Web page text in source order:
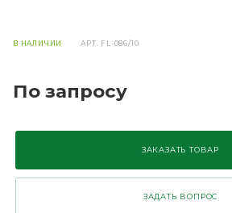
В НАЛИЧИИ АРТ. FL-086/10
По запросу
ЗАКАЗАТЬ ТОВАР
ЗАДАТЬ ВОПРОС